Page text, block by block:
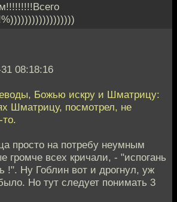
08:18:16
Божью искру и Шматрицу:
Шматрицу, посмотрел, не
то.
просто на потребу неумным
громче всех кричали, - "испогань
!". Ну Гоблин вот и дрогнул, уж
Но тут следует понимать 3